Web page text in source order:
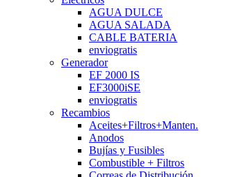
AGUA DULCE
AGUA SALADA
CABLE BATERIA
enviogratis
Generador
EF 2000 IS
EF3000iSE
enviogratis
Recambios
Aceites+Filtros+Manten.
Anodos
Bujías y Fusibles
Combustible + Filtros